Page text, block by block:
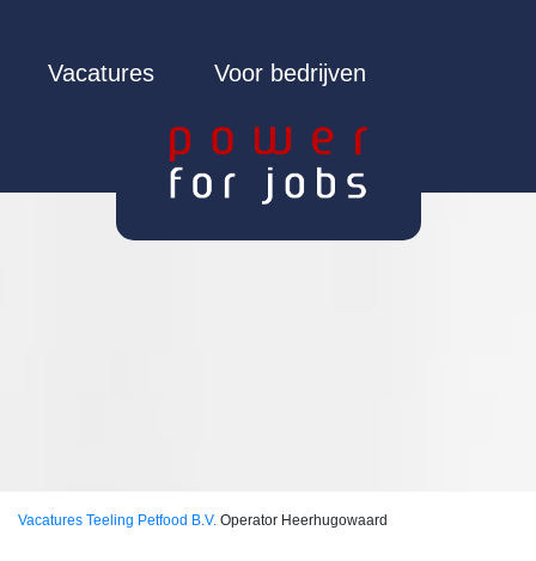
Vacatures Voor bedrijven
Vacatures Teeling Petfood B.V. Operator Heerhugowaard